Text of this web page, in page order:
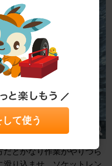
とかなり作業がやりづら
て使う